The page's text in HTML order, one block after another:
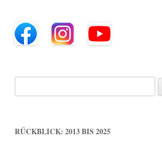
Suche
nach:
RÜCKBLICK: 2013 BIS 2025